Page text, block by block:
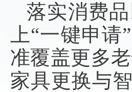
落实消费
上“一键申
准覆盖更多
家具更换与